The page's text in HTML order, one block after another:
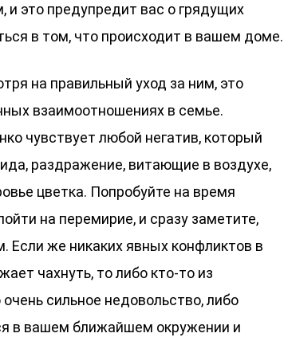
и это предупредит вас о грядущих
в том, что происходит в вашем доме.
на правильный уход за ним, это
взаимоотношениях в семье.
чувствует любой негатив, который
раздражение, витающие в воздухе,
цветка. Попробуйте на время
на перемирие, и сразу заметите,
Если же никаких явных конфликтов в
чахнуть, то либо кто-то из
сильное недовольство, либо
в вашем ближайшем окружении и